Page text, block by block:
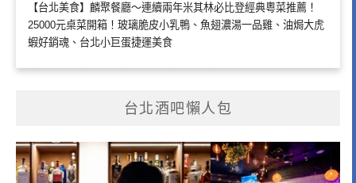
【台北美食】麟聚餐廳～連續兩年米其林必比登經典粵菜推薦！
25000元桌菜開箱！玻璃脆皮小乳鴨、魚翅濃湯一品雞、油焗大虎
蝦好銷魂、台北小巨蛋捷運美食
台北酒吧懶人包